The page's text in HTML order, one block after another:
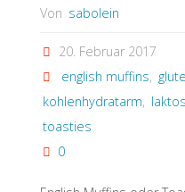
Von sabolein
20. Februar 2017
english muffins,
kohlenhydratarm,
toasties
0